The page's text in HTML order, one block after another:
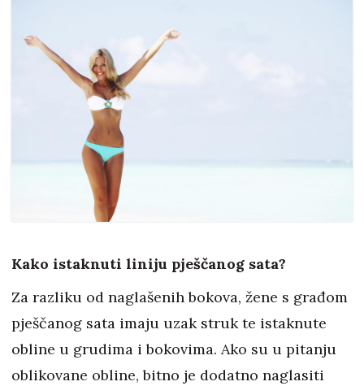
Kako istaknuti liniju pješčanog sata?
Za razliku od naglašenih bokova, žene s građom
pješčanog sata imaju uzak struk te istaknute
obline u grudima i bokovima. Ako su u pitanju
oblikovane obline, bitno je dodatno naglasiti